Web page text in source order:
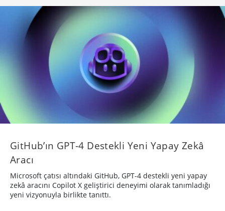
GitHub’ın GPT-4 Destekli Yeni Yapay Zekâ
Aracı
Microsoft çatısı altındaki GitHub, GPT-4 destekli yeni yapay
zekâ aracını Copilot X geliştirici deneyimi olarak tanımladığı
yeni vizyonuyla birlikte tanıttı.